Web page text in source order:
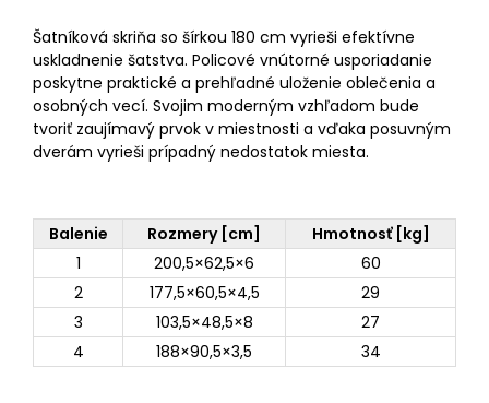
Šatníková skriňa so šírkou 180 cm vyrieši efektívne
uskladnenie šatstva. Policové vnútorné usporiadanie
poskytne praktické a prehľadné uloženie oblečenia a
osobných vecí. Svojim moderným vzhľadom bude
tvoriť zaujímavý prvok v miestnosti a vďaka posuvným
dverám vyrieši prípadný nedostatok miesta.
Balenie Rozmery [cm]
Hmotnosť [kg]
1
200,5×62,5×6
60
2
177,5×60,5×4,5
29
3
103,5×48,5×8
27
4
188×90,5×3,5 34